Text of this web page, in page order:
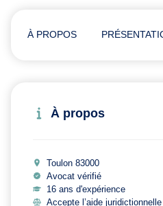
À PROPOS
À propos
Toulon 83000
Avocat vérifié
16 ans d'expérience
Accepte l’aide juridictionnelle